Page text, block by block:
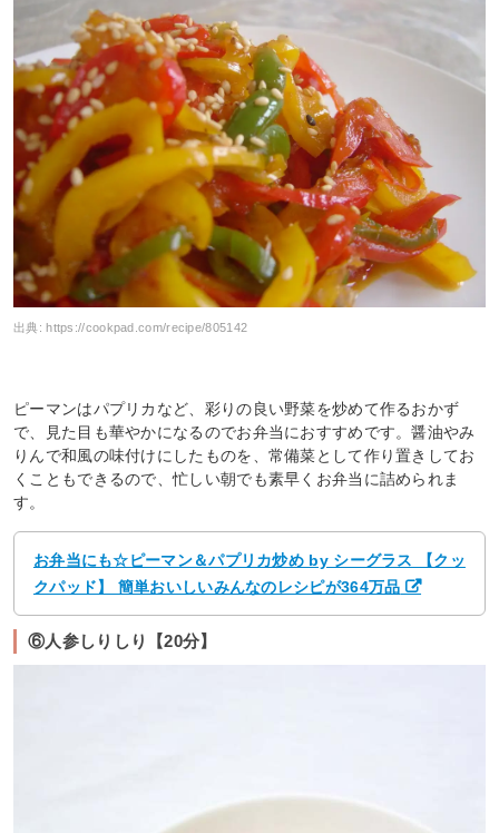
出典:https://cookpad.com/recipe/805142
ピーマンはパプリカなど、彩りの良い野菜を炒めて作るおかず
で、見た目も華やかになるのでお弁当におすすめです。醤油やみ
りんで和風の味付けにしたものを、常備菜として作り置きしてお
くこともできるので、忙しい朝でも素早くお弁当に詰められま
す。
お弁当にも☆ピーマン＆パプリカ炒め by シーグラス 【クッ
クパッド】 簡単おいしいみんなのレシピが364万品
⑥人参しりしり【20分】